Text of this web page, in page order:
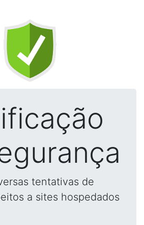
tentativas de
a sites hospedados